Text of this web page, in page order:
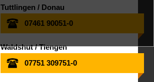
Tuttlingen / Donau
07461 90051-0
Waldshut / Tiengen
07751 309751-0